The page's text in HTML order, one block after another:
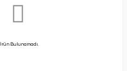
Bulunamadı.